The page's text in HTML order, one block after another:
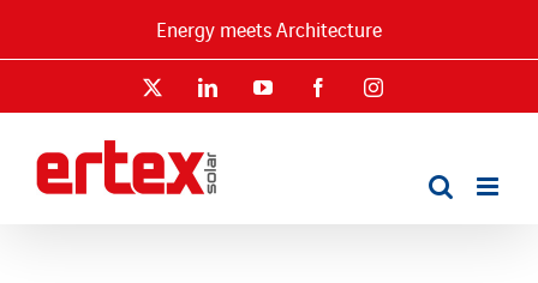
Energy meets Architecture
LinkedInYouTube FacebookInstagram